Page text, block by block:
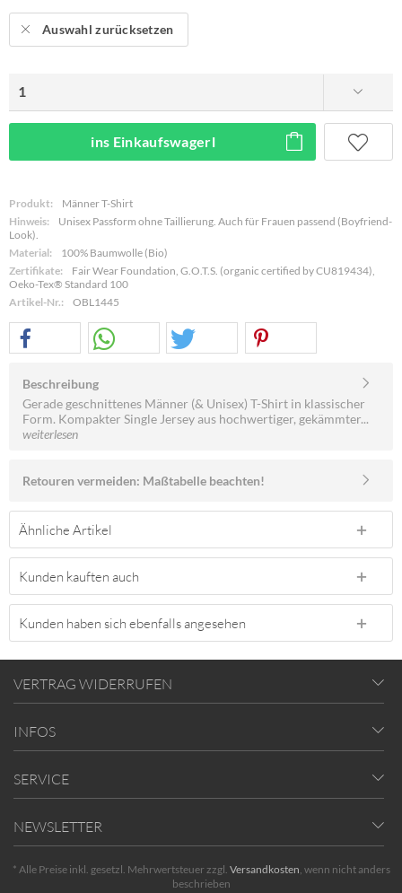
Auswahl zurücksetzen
ins Einkaufswagerl
Produkt:
Männer T-Shirt
Hinweis:
Unisex Passform ohne Taillierung. Auch für Frauen passend (Boyfriend-
Look).
Material:
100% Baumwolle (Bio)
Zertifikate:
Fair Wear Foundation, G.O.T.S. (organic certified by CU819434),
Oeko-Tex® Standard 100
Artikel-Nr.:
OBL1445
Beschreibung
Gerade geschnittenes Männer (& Unisex) T-Shirt in klassischer
Form. Kompakter Single Jersey aus hochwertiger, gekämmter...
weiterlesen
Retouren vermeiden: Maßtabelle beachten!
Ähnliche Artikel
Kunden kauften auch
Kunden haben sich ebenfalls angesehen
VERTRAG WIDERRUFEN
INFOS
SERVICE
NEWSLETTER
* Alle Preise inkl. gesetzl. Mehrwertsteuer zzgl. Versandkosten, wenn nicht anders
beschrieben